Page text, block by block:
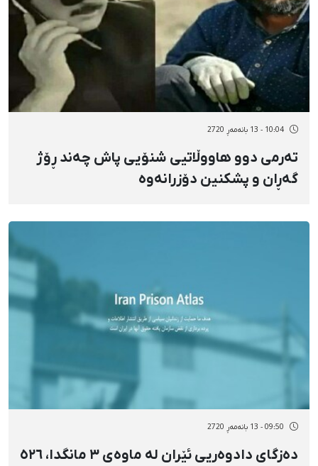
10:04 - 13 بانەمەڕ 2720
تەرمی دوو هاووڵاتیی شنۆیی پاش چەند ڕۆژ
گەڕان و پشکنین دۆزرانەوە
09:50 - 13 بانەمەڕ 2720
دەزگای دادوەریی ئێران لە ماوەی ٣ مانگدا، ٥٢٦